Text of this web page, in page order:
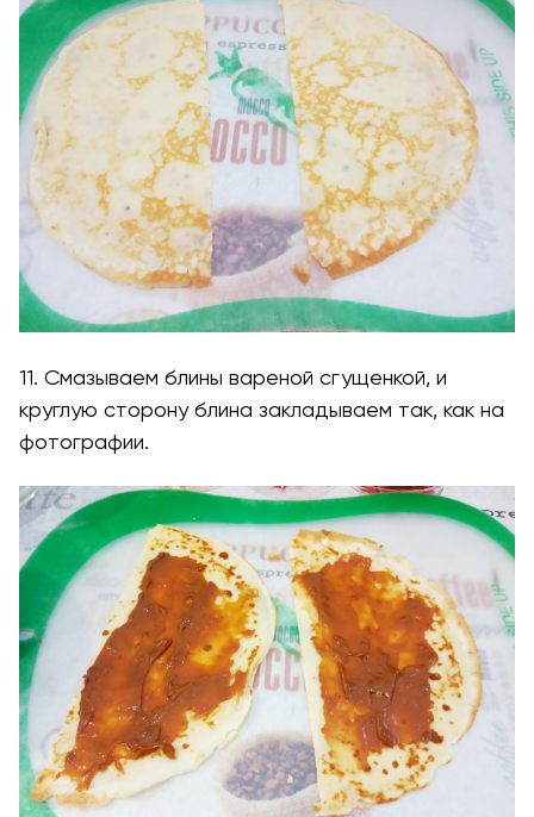
11. Смазываем блины вареной сгущенкой, и
круглую сторону блина закладываем так, как на
фотографии.